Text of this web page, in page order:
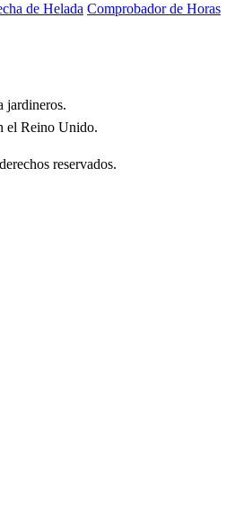
de Helada Comprobador de Horas
jardineros.
el Reino Unido.
reservados.